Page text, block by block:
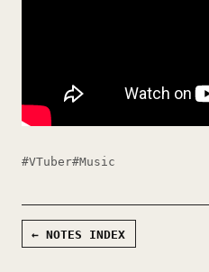
#VTuber#Music
← NOTES INDEX